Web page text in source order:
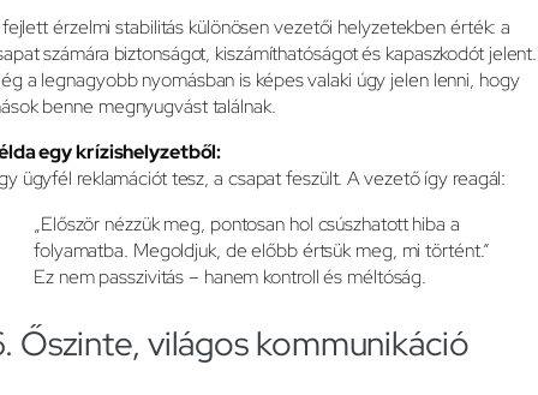
érzelmi stabilitás különösen vezetői helyzetekben érték: a
számára biztonságot, kiszámíthatóságot és kapaszkodót jelent.
a legnagyobb nyomásban is képes valaki úgy jelen lenni, hogy
benne megnyugvást találnak.
egy krízishelyzetből:
ügyfél reklamációt tesz, a csapat feszült. A vezető így reagál:
„Először nézzük meg, pontosan hol csúszhatott hiba a
folyamatba. Megoldjuk, de előbb értsük meg, mi történt.”
Ez nem passzivitás – hanem kontroll és méltóság.
Őszinte, világos kommunikáció